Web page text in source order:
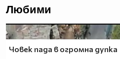
Любими
Човек пада в огромна дупка